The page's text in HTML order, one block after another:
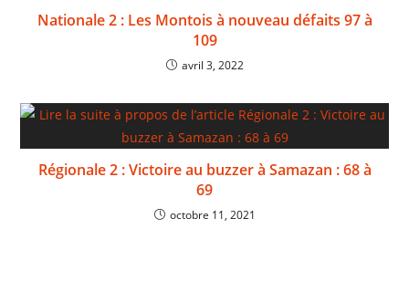
Nationale 2 : Les Montois à nouveau défaits 97 à
109
avril 3, 2022
Régionale 2 : Victoire au buzzer à Samazan : 68 à
69
octobre 11, 2021